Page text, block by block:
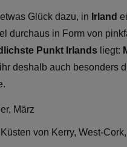
Glück dazu, in Irland
durchaus in Form von
Punkt Irlands liegt:
deshalb auch besonders
März
von Kerry, West-